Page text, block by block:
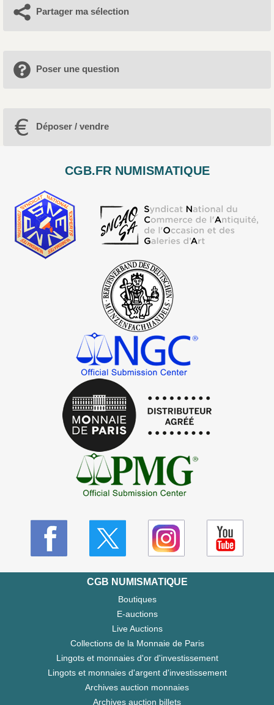
Partager ma sélection
Poser une question
Déposer / vendre
CGB.FR NUMISMATIQUE
CGB NUMISMATIQUE
Boutiques
E-auctions
Live Auctions
Collections de la Monnaie de Paris
Lingots et monnaies d'or d'investissement
Lingots et monnaies d'argent d'investissement
Archives auction monnaies
Archives auction billets